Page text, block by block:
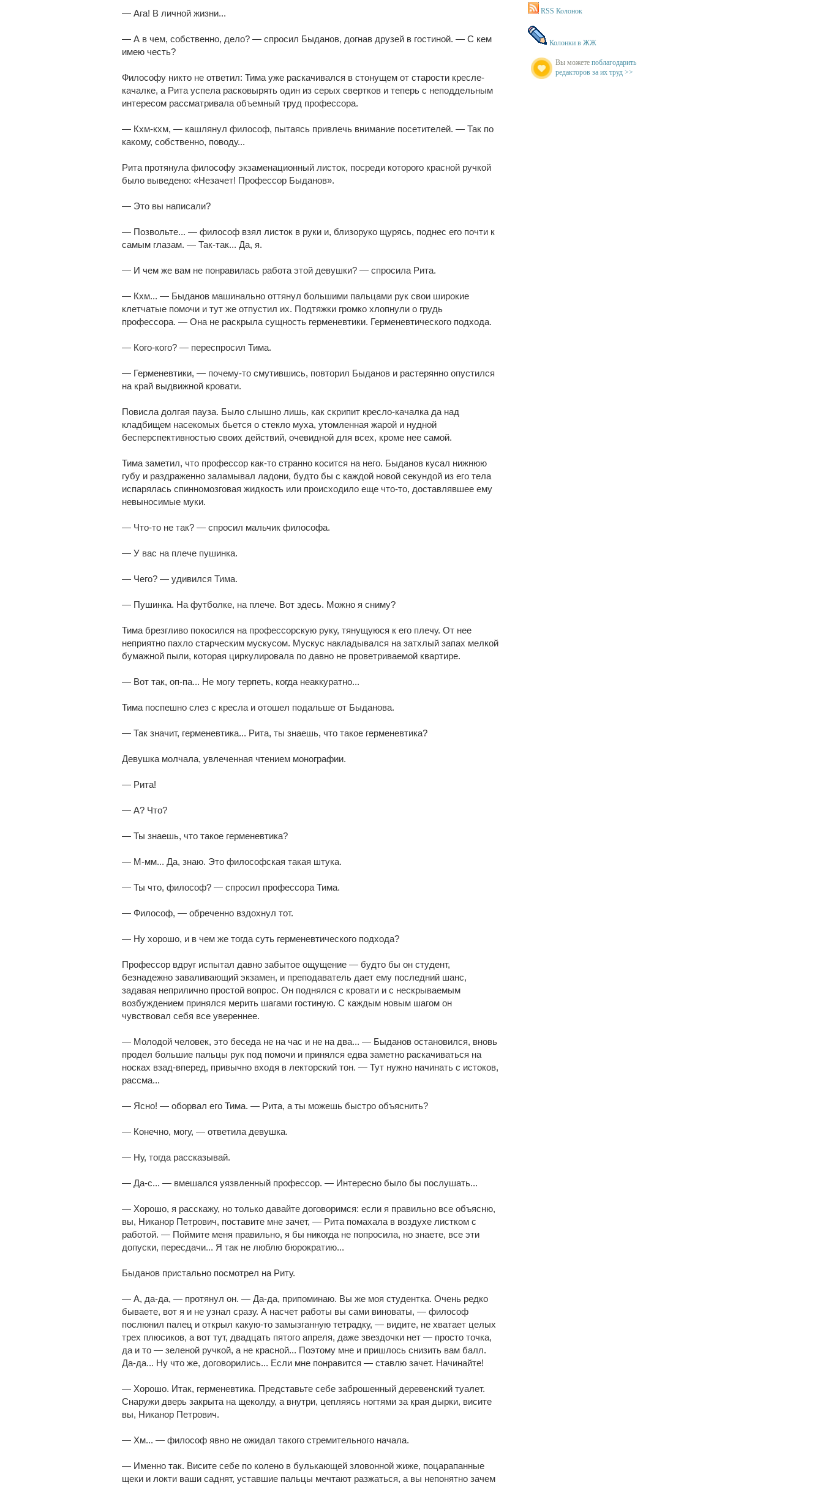
— Ага! В личной жизни...
— А в чем, собственно, дело? — спросил Быданов, догнав друзей в гостиной. — С кем
имею честь?
Философу никто не ответил: Тима уже раскачивался в стонущем от старости кресле-
качалке, а Рита успела расковырять один из серых свертков и теперь с неподдельным
интересом рассматривала объемный труд профессора.
— Кхм-кхм, — кашлянул философ, пытаясь привлечь внимание посетителей. — Так по
какому, собственно, поводу...
Рита протянула философу экзаменационный листок, посреди которого красной ручкой
было выведено: «Незачет! Профессор Быданов».
— Это вы написали?
— Позвольте... — философ взял листок в руки и, близоруко щурясь, поднес его почти к
самым глазам. — Так-так... Да, я.
— И чем же вам не понравилась работа этой девушки? — спросила Рита.
— Кхм... — Быданов машинально оттянул большими пальцами рук свои широкие
клетчатые помочи и тут же отпустил их. Подтяжки громко хлопнули о грудь
профессора. — Она не раскрыла сущность герменевтики. Герменевтического подхода.
— Кого-кого? — переспросил Тима.
— Герменевтики, — почему-то смутившись, повторил Быданов и растерянно опустился
на край выдвижной кровати.
Повисла долгая пауза. Было слышно лишь, как скрипит кресло-качалка да над
кладбищем насекомых бьется о стекло муха, утомленная жарой и нудной
бесперспективностью своих действий, очевидной для всех, кроме нее самой.
Тима заметил, что профессор как-то странно косится на него. Быданов кусал нижнюю
губу и раздраженно заламывал ладони, будто бы с каждой новой секундой из его тела
испарялась спинномозговая жидкость или происходило еще что-то, доставлявшее ему
невыносимые муки.
— Что-то не так? — спросил мальчик философа.
— У вас на плече пушинка.
— Чего? — удивился Тима.
— Пушинка. На футболке, на плече. Вот здесь. Можно я сниму?
Тима брезгливо покосился на профессорскую руку, тянущуюся к его плечу. От нее
неприятно пахло старческим мускусом. Мускус накладывался на затхлый запах мелкой
бумажной пыли, которая циркулировала по давно не проветриваемой квартире.
— Вот так, оп-па... Не могу терпеть, когда неаккуратно...
Тима поспешно слез с кресла и отошел подальше от Быданова.
— Так значит, герменевтика... Рита, ты знаешь, что такое герменевтика?
Девушка молчала, увлеченная чтением монографии.
— Рита!
— А? Что?
— Ты знаешь, что такое герменевтика?
— М-мм... Да, знаю. Это философская такая штука.
— Ты что, философ? — спросил профессора Тима.
— Философ, — обреченно вздохнул тот.
— Ну хорошо, и в чем же тогда суть герменевтического подхода?
Профессор вдруг испытал давно забытое ощущение — будто бы он студент,
безнадежно заваливающий экзамен, и преподаватель дает ему последний шанс,
задавая неприлично простой вопрос. Он поднялся с кровати и с нескрываемым
возбуждением принялся мерить шагами гостиную. С каждым новым шагом он
чувствовал себя все увереннее.
— Молодой человек, это беседа не на час и не на два... — Быданов остановился, вновь
продел большие пальцы рук под помочи и принялся едва заметно раскачиваться на
носках взад-вперед, привычно входя в лекторский тон. — Тут нужно начинать с истоков,
рассма...
— Ясно! — оборвал его Тима. — Рита, а ты можешь быстро объяснить?
— Конечно, могу, — ответила девушка.
— Ну, тогда рассказывай.
— Да-с... — вмешался уязвленный профессор. — Интересно было бы послушать...
— Хорошо, я расскажу, но только давайте договоримся: если я правильно все объясню,
вы, Никанор Петрович, поставите мне зачет, — Рита помахала в воздухе листком с
работой. — Поймите меня правильно, я бы никогда не попросила, но знаете, все эти
допуски, пересдачи... Я так не люблю бюрократию...
Быданов пристально посмотрел на Риту.
— А, да-да, — протянул он. — Да-да, припоминаю. Вы же моя студентка. Очень редко
бываете, вот я и не узнал сразу. А насчет работы вы сами виноваты, — философ
послюнил палец и открыл какую-то замызганную тетрадку, — видите, не хватает целых
трех плюсиков, а вот тут, двадцать пятого апреля, даже звездочки нет — просто точка,
да и то — зеленой ручкой, а не красной... Поэтому мне и пришлось снизить вам балл.
Да-да... Ну что же, договорились... Если мне понравится — ставлю зачет. Начинайте!
— Хорошо. Итак, герменевтика. Представьте себе заброшенный деревенский туалет.
Снаружи дверь закрыта на щеколду, а внутри, цепляясь ногтями за края дырки, висите
вы, Никанор Петрович.
— Хм... — философ явно не ожидал такого стремительного начала.
— Именно так. Висите себе по колено в булькающей зловонной жиже, поцарапанные
щеки и локти ваши саднят, уставшие пальцы мечтают разжаться, а вы непонятно зачем
RSS Колонок
Колонки в ЖЖ
Вы можете поблагодарить
редакторов за их труд >>